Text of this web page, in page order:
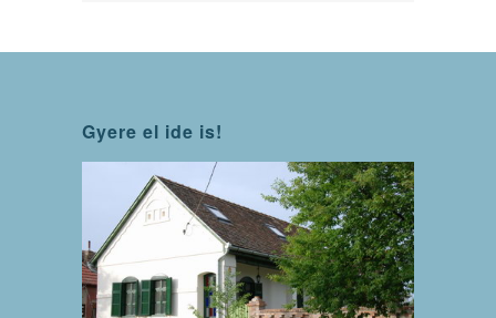
Gyere el ide is!